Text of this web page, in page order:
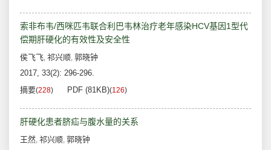
索非布韦/西咪匹韦联合利巴韦林治疗老年感染HCV基因1型代
偿期肝硬化的有效性及安全性
侯飞飞, 祁兴顺, 郭晓钟
2017, 33(2): 296-296.
摘要(228) PDF (81KB)(126)
肝硬化患者脐疝与腹水量的关系
王然, 祁兴顺, 郭晓钟